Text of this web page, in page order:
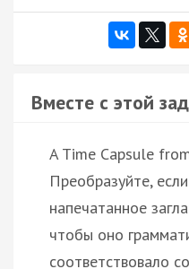
Вместе с этой
A Time Capsule
Преобразуйте,
напечатанное
чтобы оно
соответствовало